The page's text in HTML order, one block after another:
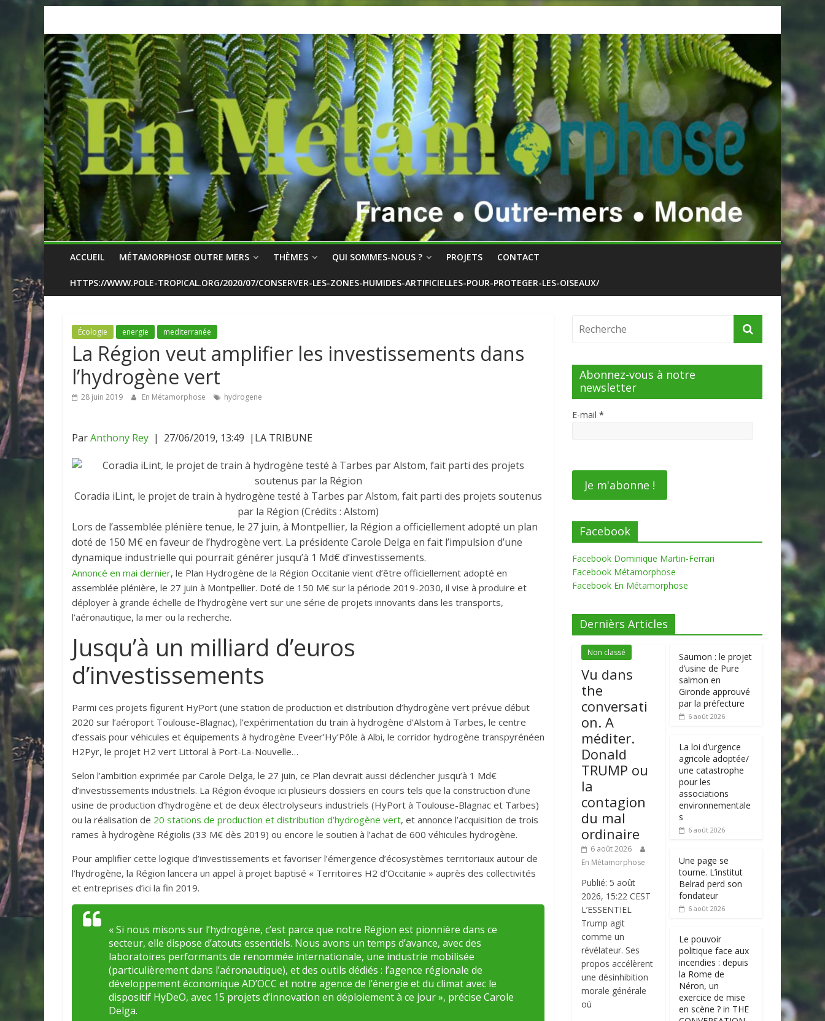
content
ACCUEIL MÉTAMORPHOSE OUTRE MERS THÈMES QUI SOMMES-NOUS ? PROJETS CONTACT
HTTPS://WWW.POLE-TROPICAL.ORG/2020/07/CONSERVER-LES-ZONES-HUMIDES-ARTIFICIELLES-POUR-PROTEGER-LES-OISEAUX/
Écologie energie mediterranée
La Région veut amplifier les investissements dans
l’hydrogène vert
28 juin 2019 En Métamorphose hydrogene
ParAnthony Rey | 27/06/2019, 13:49 |LA TRIBUNE
Coradia iLint, le projet de train à hydrogène testé à Tarbes par Alstom, fait parti des projets soutenus
par la Région (Crédits : Alstom)
Lors de l’assemblée plénière tenue, le 27 juin, à Montpellier, la Région a officiellement adopté un plan
doté de 150 M€ en faveur de l’hydrogène vert. La présidente Carole Delga en fait l’impulsion d’une
dynamique industrielle qui pourrait générer jusqu’à 1 Md€ d’investissements.
Annoncé en mai dernier, le Plan Hydrogène de la Région Occitanie vient d’être officiellement adopté en
assemblée plénière, le 27 juin à Montpellier. Doté de 150 M€ sur la période 2019-2030, il vise à produire et
déployer à grande échelle de l’hydrogène vert sur une série de projets innovants dans les transports,
l’aéronautique, la mer ou la recherche.
Jusqu’à un milliard d’euros
d’investissements
Parmi ces projets figurent HyPort (une station de production et distribution d’hydrogène vert prévue début
2020 sur l’aéroport Toulouse-Blagnac), l’expérimentation du train à hydrogène d’Alstom à Tarbes, le centre
d’essais pour véhicules et équipements à hydrogène Eveer’Hy’Pôle à Albi, le corridor hydrogène transpyrénéen
H2Pyr, le projet H2 vert Littoral à Port-La-Nouvelle…
Selon l’ambition exprimée par Carole Delga, le 27 juin, ce Plan devrait aussi déclencher jusqu’à 1 Md€
d’investissements industriels. La Région évoque ici plusieurs dossiers en cours tels que la construction d’une
usine de production d’hydrogène et de deux électrolyseurs industriels (HyPort à Toulouse-Blagnac et Tarbes)
ou la réalisation de 20 stations de production et distribution d’hydrogène vert, et annonce l’acquisition de trois
rames à hydrogène Régiolis (33 M€ dès 2019) ou encore le soutien à l’achat de 600 véhicules hydrogène.
Pour amplifier cette logique d’investissements et favoriser l’émergence d’écosystèmes territoriaux autour de
l’hydrogène, la Région lancera un appel à projet baptisé « Territoires H2 d’Occitanie » auprès des collectivités
et entreprises d’ici la fin 2019.
« Si nous misons sur l’hydrogène, c’est parce que notre Région est pionnière dans ce
secteur, elle dispose d’atouts essentiels. Nous avons un temps d’avance, avec des
laboratoires performants de renommée internationale, une industrie mobilisée
(particulièrement dans l’aéronautique), et des outils dédiés : l’agence régionale de
développement économique AD’OCC et notre agence de l’énergie et du climat avec le
dispositif HyDeO, avec 15 projets d’innovation en déploiement à ce jour », précise Carole
Delga.
Abonnez-vous à notre
newsletter
E-mail *
Facebook
Facebook Dominique Martin-Ferrari
Facebook Métamorphose
Facebook En Métamorphose
Dernièrs Articles
Non classé
Vu dans
the
conversati
on. A
méditer.
Donald
TRUMP ou
la
contagion
du mal
ordinaire
6 août 2026
En Métamorphose
Publié: 5 août
2026, 15:22 CEST
L’ESSENTIEL
Trump agit
comme un
révélateur. Ses
propos accélèrent
une désinhibition
morale générale
où
Saumon : le projet
d’usine de Pure
salmon en
Gironde approuvé
par la préfecture
6 août 2026
La loi d’urgence
agricole adoptée/
une catastrophe
pour les
associations
environnementale
s
6 août 2026
Une page se
tourne. L’institut
Belrad perd son
fondateur
6 août 2026
Le pouvoir
politique face aux
incendies : depuis
la Rome de
Néron, un
exercice de mise
en scène ? in THE